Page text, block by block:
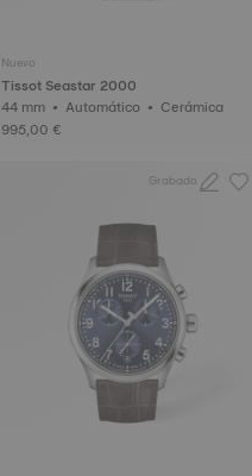
Nuevo
Tissot Seastar 2000
44 mm • Automático • Cerámica
995,00 €
Grabado